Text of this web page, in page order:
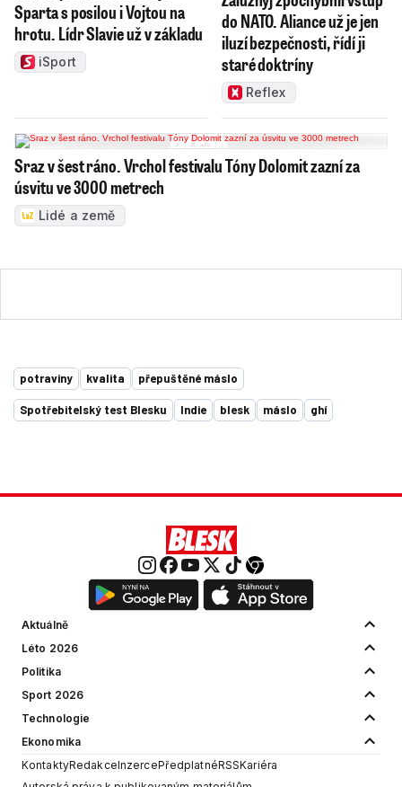
Sparta s posilou i Vojtou na
hrotu. Lídr Slavie už v základu
iSport
do NATO. Aliance už je jen
iluzí bezpečnosti, řídí ji
staré doktríny
Reflex
Sraz v šest ráno. Vrchol festivalu Tóny Dolomit zazní za
úsvitu ve 3000 metrech
Lidé a země
potraviny kvalita přepuštěné máslo
Spotřebitelský test Blesku Indie blesk máslo ghí
Aktuálně
Léto 2026
Politika
Sport 2026
Technologie
Ekonomika
KontaktyRedakceInzercePředplatnéRSSKariéra